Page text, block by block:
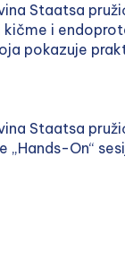
Staatsa
i
pokazuje
Staatsa
On“